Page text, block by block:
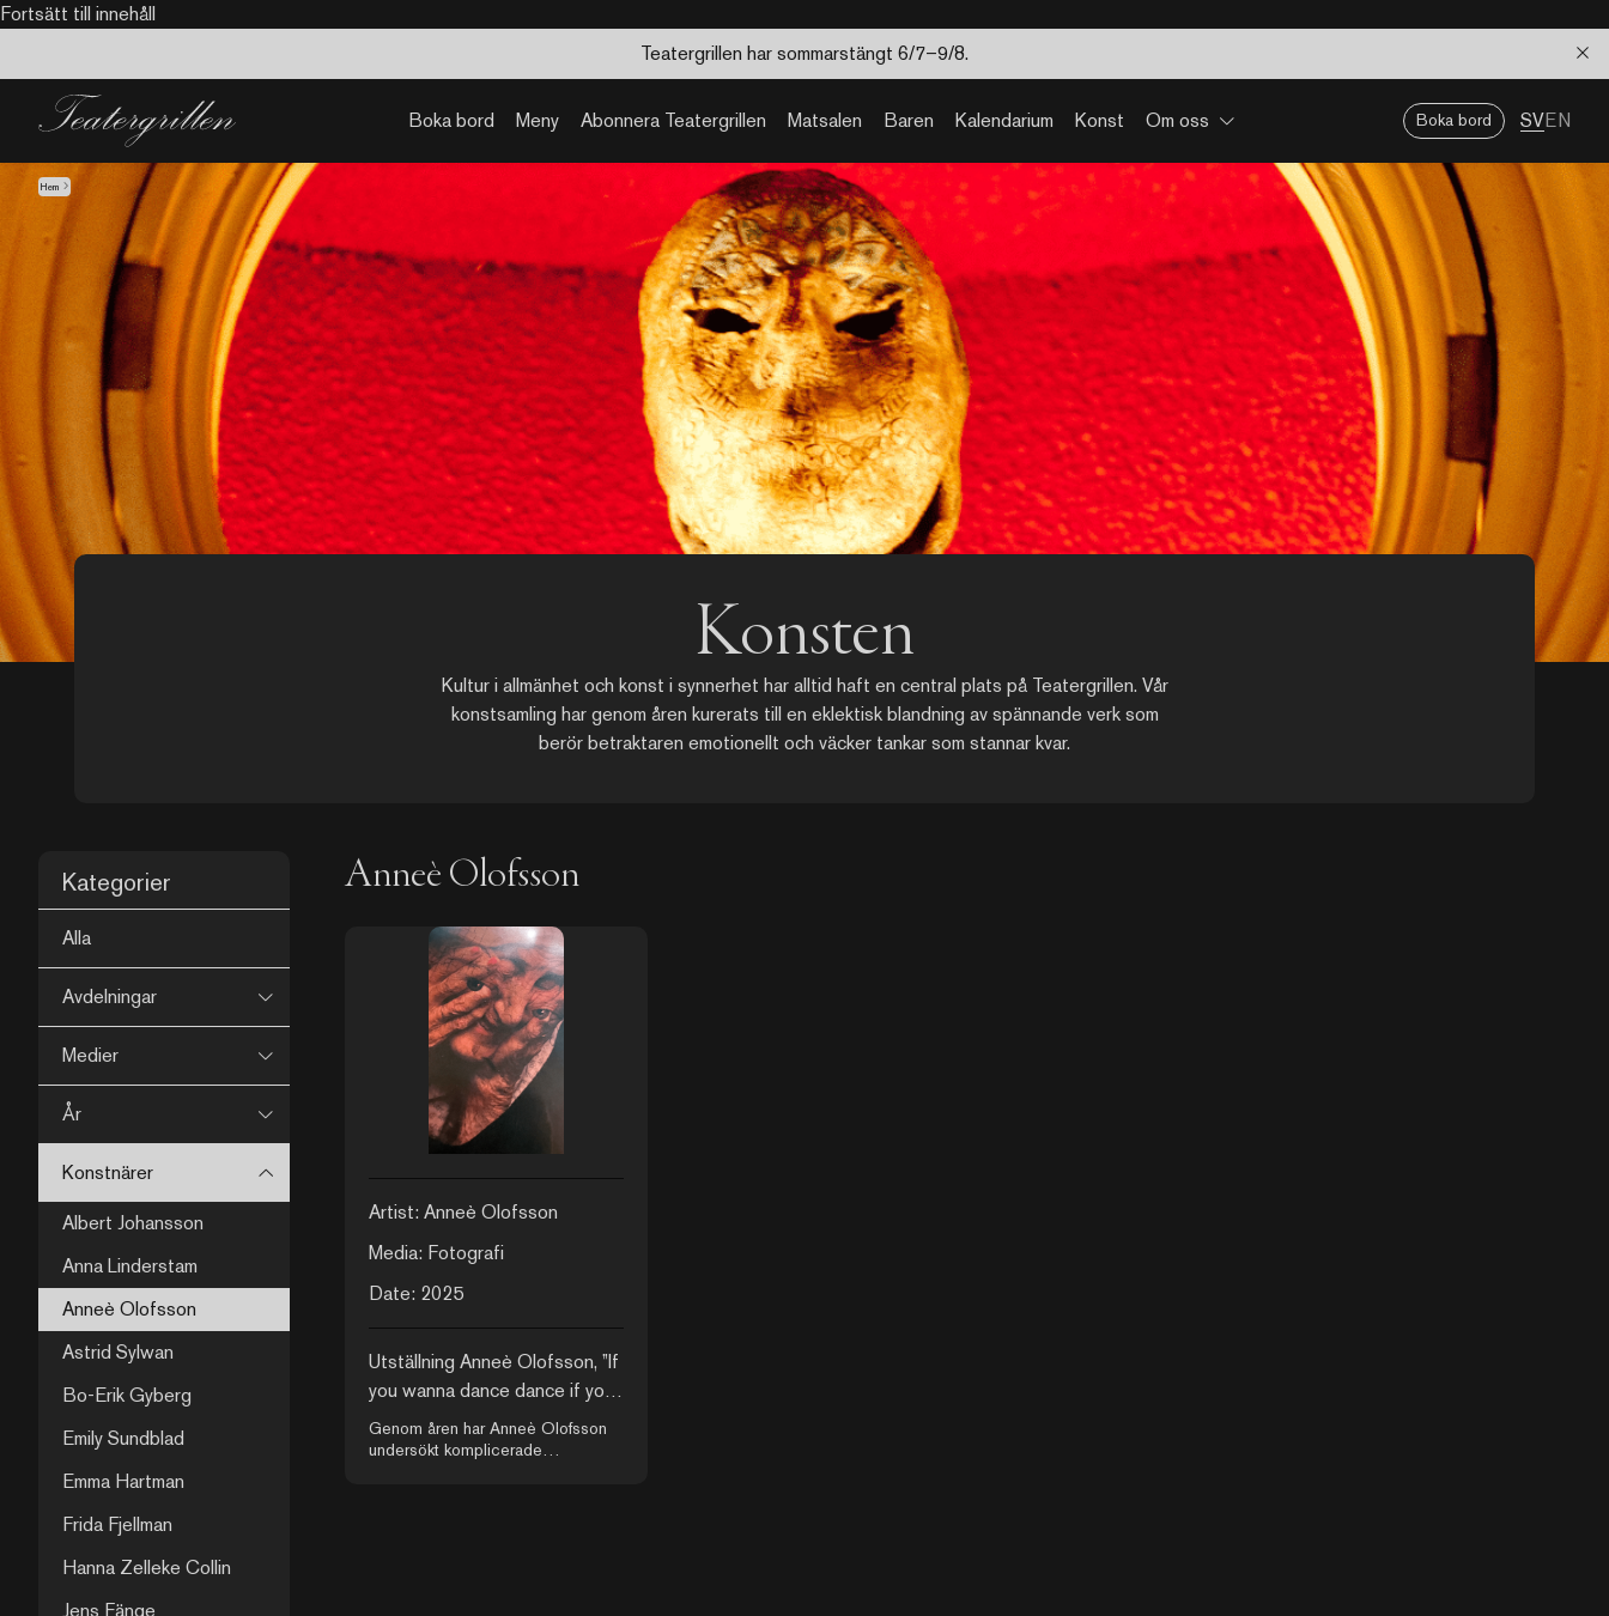
Fortsätt till innehåll
Teatergrillen har sommarstängt 6/7–9/8.
Boka bord Meny Abonnera Teatergrillen Matsalen Baren Kalendarium Konst Om oss Boka bord SVEN
Hem
Konsten
Kultur i allmänhet och konst i synnerhet har alltid haft en central plats på Teatergrillen. Vår
konstsamling har genom åren kurerats till en eklektisk blandning av spännande verk som
berör betraktaren emotionellt och väcker tankar som stannar kvar.
Kategorier
Alla
Avdelningar
Medier
År
Konstnärer
Albert Johansson
Anna Linderstam
Anneè Olofsson
Astrid Sylwan
Bo-Erik Gyberg
Emily Sundblad
Emma Hartman
Frida Fjellman
Hanna Zelleke Collin
Jens Fänge
Anneè Olofsson
Artist: Anneè Olofsson
Media: Fotografi
Date: 2025
Utställning Anneè Olofsson, ”If
you wanna dance dance if you
dont dont”
Genom åren har Anneè Olofsson
undersökt komplicerade